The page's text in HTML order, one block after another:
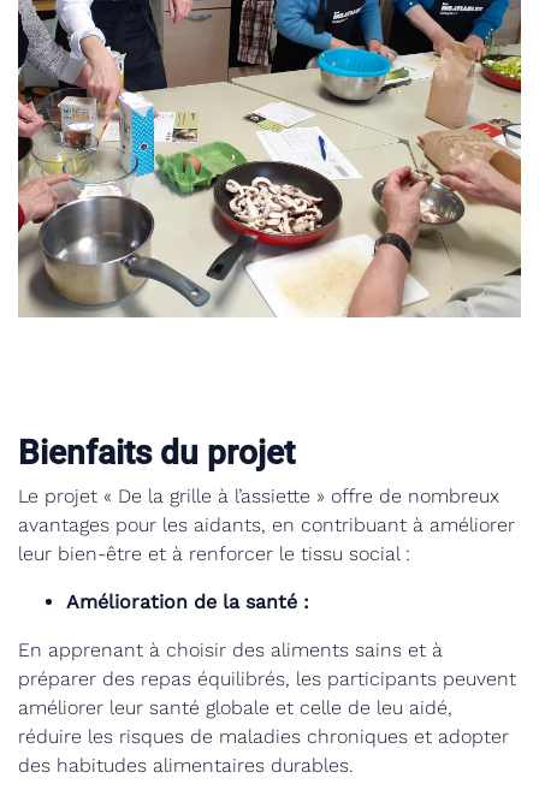
Bienfaits du projet
Le projet « De la grille à l’assiette » offre de nombreux
avantages pour les aidants, en contribuant à améliorer
leur bien-être et à renforcer le tissu social :
Amélioration de la santé :
En apprenant à choisir des aliments sains et à
préparer des repas équilibrés, les participants peuvent
améliorer leur santé globale et celle de leu aidé,
réduire les risques de maladies chroniques et adopter
des habitudes alimentaires durables.